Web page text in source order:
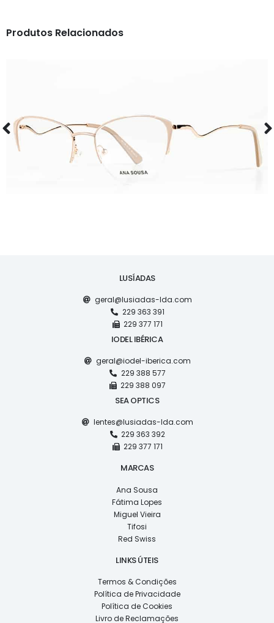
Produtos Relacionados
AS1126
LUSÍADAS
geral@lusiadas-lda.com
229 363 391
229 377 171
IODEL IBÉRICA
geral@iodel-iberica.com
229 388 577
229 388 097
SEA OPTICS
lentes@lusiadas-lda.com
229 363 392
229 377 171
MARCAS
Ana Sousa
Fátima Lopes
Miguel Vieira
Tifosi
Red Swiss
LINKS ÚTEIS
Termos & Condições
Política de Privacidade
Política de Cookies
Livro de Reclamações